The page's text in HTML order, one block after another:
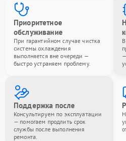
Приоритетное
обслуживание
При гарантийном случае чистка
системы охлаждения
выполняется вне очереди —
быстро устраняем проблему.
Поддержка после
Консультируем по эксплуатации
— помогаем продлить срок
службы после выполнения
ремонта.